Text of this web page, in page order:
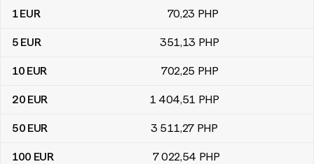
eurai į Filipinų pesai konvertavimo lentelė
1EUR 70,23 PHP
5 EUR 351,13 PHP
10 EUR 702,25 PHP
20 EUR 1 404,51 PHP
50 EUR 3 511,27 PHP
100 EUR 7 022,54 PHP